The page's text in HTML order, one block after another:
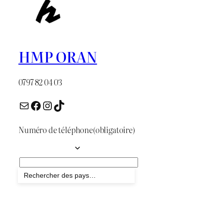
HMP ORAN
0797 82 04 03
E-mail Facebook InstagramTikTok
Numéro de téléphone(obligatoire)
Envoyer